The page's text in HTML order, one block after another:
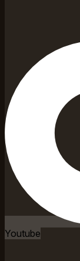
Youtube